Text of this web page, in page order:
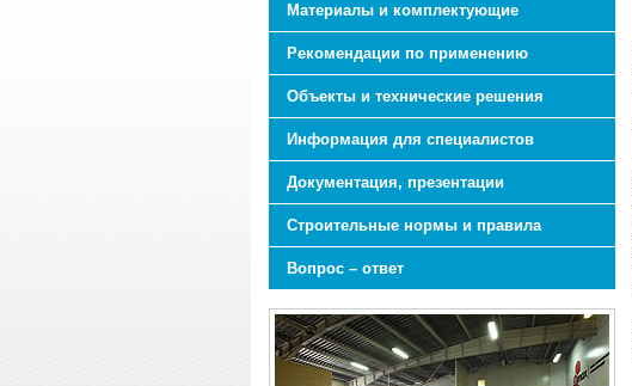
Материалы и комплектующие
Рекомендации по применению
Объекты и технические решения
Информация для специалистов
Документация, презентации
Строительные нормы и правила
Вопрос – ответ